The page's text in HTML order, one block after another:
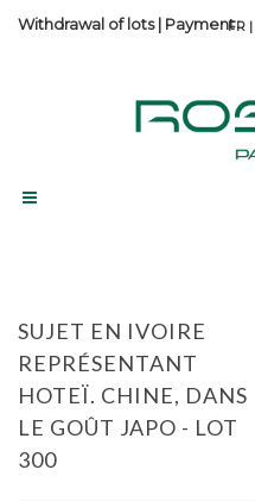
Withdrawal of lots| Payment
SUJET EN IVOIRE
REPRÉSENTANT
HOTEÏ. CHINE, DANS
LE GOÛT JAPO - LOT
300